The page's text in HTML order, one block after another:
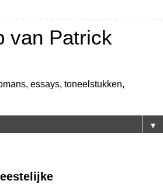
van Patrick
essays, toneelstukken,
▼